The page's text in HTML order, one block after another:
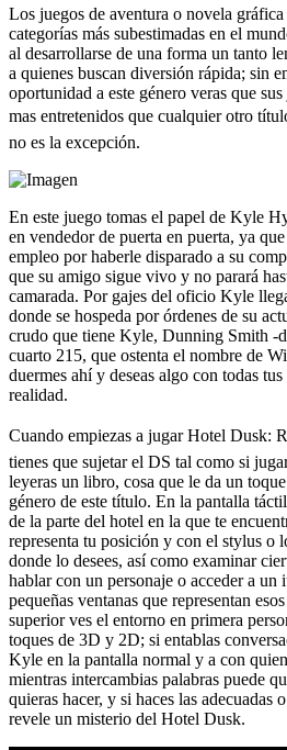
Los juegos de aventura o novela
categorías más subestimadas en el
al desarrollarse de una forma un tanto
a quienes buscan diversión rápida; sin
oportunidad a este género veras que
mas entretenidos que cualquier otro
no es la excepción.
En este juego tomas el papel de Kyle
en vendedor de puerta en puerta, ya
empleo por haberle disparado a su
que su amigo sigue vivo y no parará
camarada. Por gajes del oficio Kyle
donde se hospeda por órdenes de su
crudo que tiene Kyle, Dunning Smith -
cuarto 215, que ostenta el nombre de
duermes ahí y deseas algo con todas tus
realidad.
Cuando empiezas a jugar Hotel Dusk:
tienes que sujetar el DS tal como si
leyeras un libro, cosa que le da un
género de este título. En la pantalla
de la parte del hotel en la que te
representa tu posición y con el stylus o
donde lo desees, así como examinar
hablar con un personaje o acceder a un
pequeñas ventanas que representan
superior ves el entorno en primera
toques de 3D y 2D; si entablas
Kyle en la pantalla normal y a con
mientras intercambias palabras puede
quieras hacer, y si haces las adecuadas
revele un misterio del Hotel Dusk.